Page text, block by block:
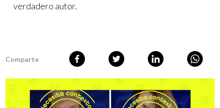
verdadero autor.
Comparte